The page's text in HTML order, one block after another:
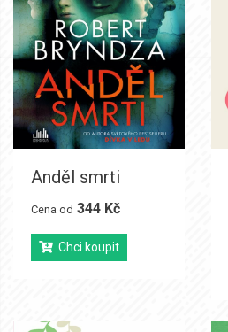
Anděl smrti
Cena od 344 Kč
Chci koupit